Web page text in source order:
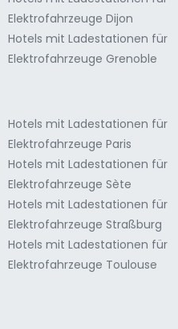
Elektrofahrzeuge Dijon
Hotels mit Ladestationen für
Elektrofahrzeuge Grenoble
Hotels mit Ladestationen für
Elektrofahrzeuge Paris
Hotels mit Ladestationen für
Elektrofahrzeuge Sète
Hotels mit Ladestationen für
Elektrofahrzeuge Straßburg
Hotels mit Ladestationen für
Elektrofahrzeuge Toulouse